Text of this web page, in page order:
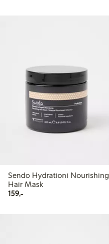
Sendo Hydrationi Nourishing
Hair Mask
159,-159,00 kr